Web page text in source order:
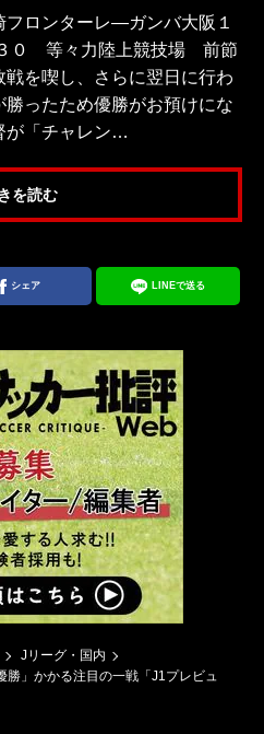
ロンターレ―ガンバ大阪１
０ 等々力陸上競技場 前節
を喫し、さらに翌日に行わ
ったため優勝がお預けにな
が「チャレン…
を読む
シェア LINEで送る
Jリーグ・国内
勝」かかる注目の一戦「J1プレビュ